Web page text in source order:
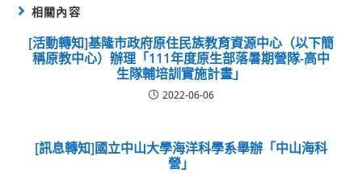
相關內容
[活動轉知]基隆市政府原住民族教育資源中心（以下簡
稱原教中心）辦理「111年度原生部落暑期營隊-高中
生隊輔培訓實施計畫」
2022-06-06
[訊息轉知]國立中山大學海洋科學系舉辦「中山海科
營」